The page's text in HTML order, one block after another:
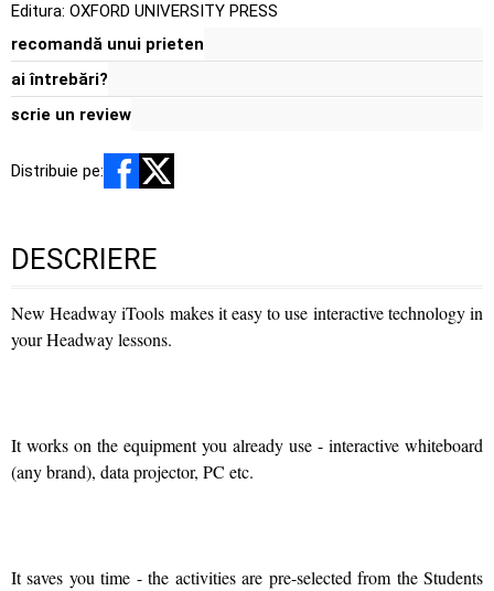
Editura: OXFORD UNIVERSITY PRESS
recomandă unui prieten
ai întrebări?
scrie un review
Distribuie pe:
DESCRIERE
New Headway iTools makes it easy to use interactive technology in
your Headway lessons.
It works on the equipment you already use - interactive whiteboard
(any brand), data projector, PC etc.
It saves you time - the activities are pre-selected from the Students